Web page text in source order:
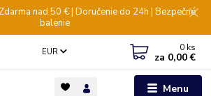
nad 50 € | Doručenie do 24h | Bezpečné
balenie
Menu
EUR 0 ks
za 0,00 €